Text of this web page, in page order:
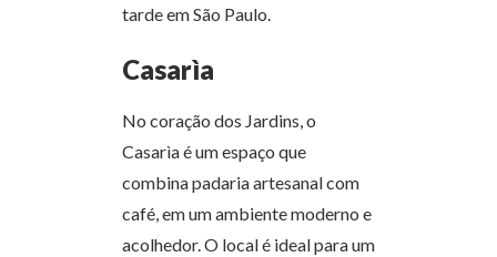
tarde em São Paulo.
Casarìa
No coração dos Jardins, o
Casarìa é um espaço que
combina padaria artesanal com
café, em um ambiente moderno e
acolhedor. O local é ideal para um